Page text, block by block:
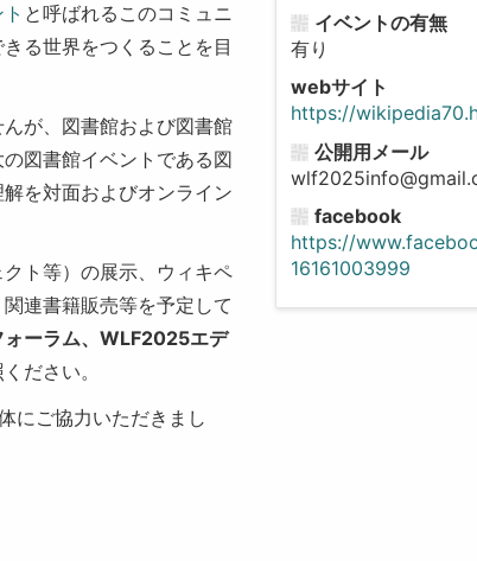
と呼ばれるこのコミュニ
る世界をつくることを目
が、図書館および図書館
図書館イベントである図
を対面およびオンライン
ト等）の展示、ウィキペ
関連書籍販売等を予定して
ーラム、WLF2025エデ
ださい。
にご協力いただきまし
イベントの有無
有り
webサイト
https://
公開用メール
facebook
https://
16161003999